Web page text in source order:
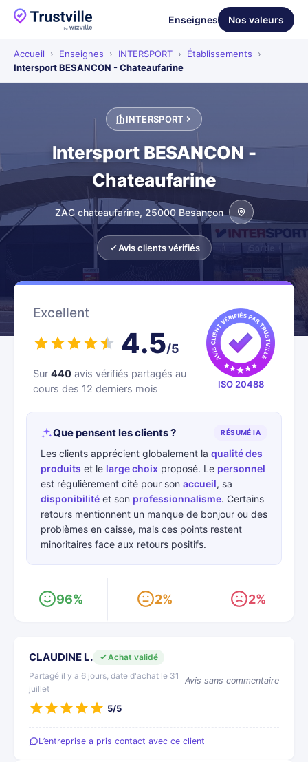
Enseignes Nos valeurs
Accueil › Enseignes › INTERSPORT › Établissements
›
Intersport BESANCON - Chateaufarine
INTERSPORT
Intersport BESANCON -
Chateaufarine
ZAC chateaufarine, 25000 Besançon
Avis clients vérifiés
Excellent
4.5/5
Sur 440 avis vérifiés partagés au
cours des 12 derniers mois
ISO 20488
Que pensent les clients ? RÉSUMÉ IA
Les clients apprécient globalement la qualité des
produits et le large choix proposé. Le personnel
est régulièrement cité pour son accueil, sa
disponibilité et son professionnalisme. Certains
retours mentionnent un manque de bonjour ou des
problèmes en caisse, mais ces points restent
minoritaires face aux retours positifs.
96% 2% 2%
CLAUDINE L.
Achat validé
Partagé il y a 6 jours, date d'achat le 31
juillet
Avis sans commentaire
5/5
L’entreprise a pris contact avec ce client